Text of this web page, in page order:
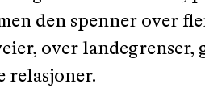
den spenner over
over landegrenser,
relasjoner.